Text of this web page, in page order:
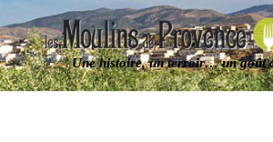
Une histoire, un terroir… un goût